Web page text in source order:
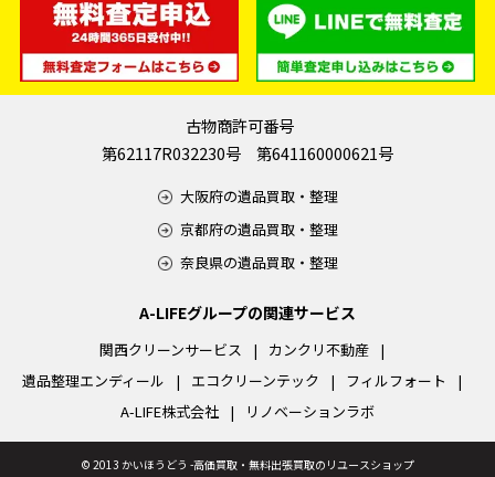
古物商許可番号
第62117R032230号 第641160000621号
大阪府の遺品買取・整理
京都府の遺品買取・整理
奈良県の遺品買取・整理
A-LIFEグループの関連サービス
関西クリーンサービス
カンクリ不動産
遺品整理エンディール
エコクリーンテック
フィルフォート
A-LIFE株式会社
リノベーションラボ
© 2013 かいほうどう -高価買取・無料出張買取のリユースショップ